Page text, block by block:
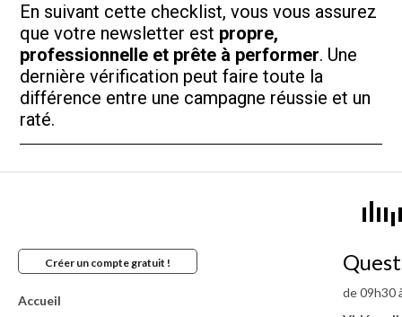
En suivant cette checklist, vous vous assurez
que votre newsletter est propre,
professionnelle et prête à performer. Une
dernière vérification peut faire toute la
différence entre une campagne réussie et un
raté.
Créer un compte gratuit !
Accueil
de 09h30